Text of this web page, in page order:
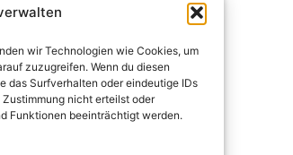
wir Technologien wie Cookies, um
zuzugreifen. Wenn du diesen
das Surfverhalten oder eindeutige IDs
nicht erteilst oder
Funktionen beeinträchtigt werden.